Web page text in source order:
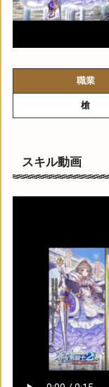
職業
槍
スキル動画